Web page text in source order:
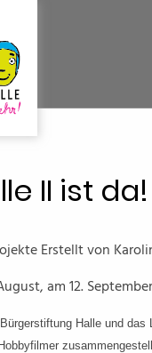
II ist da!
Erstellt von
am 12.
Halle und das